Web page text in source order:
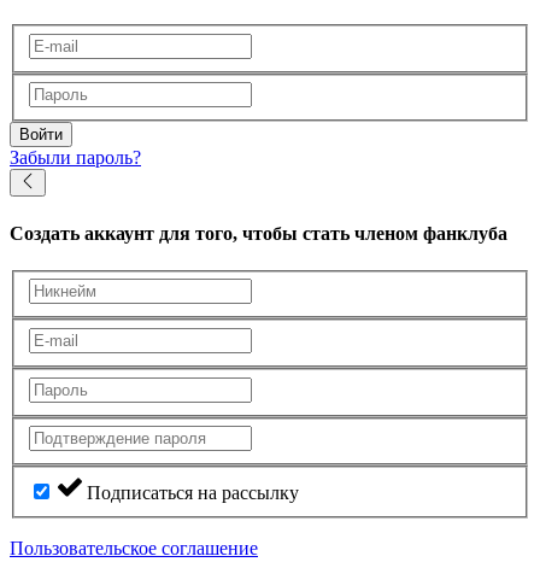
Войти
Забыли пароль?
Создать аккаунт для того, чтобы стать членом фанклуба
Подписаться на рассылку
Пользовательское соглашение